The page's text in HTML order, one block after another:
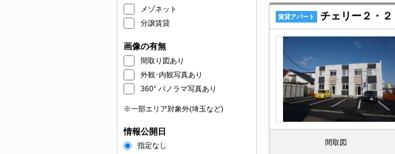
メゾネット
分譲賃貸
画像の有無
間取り図あり
外観･内観写真あり
360° パノラマ写真あり
※一部エリア対象外(埼玉など)
情報公開日
指定なし
賃貸アパート チェリー２・２
間取図